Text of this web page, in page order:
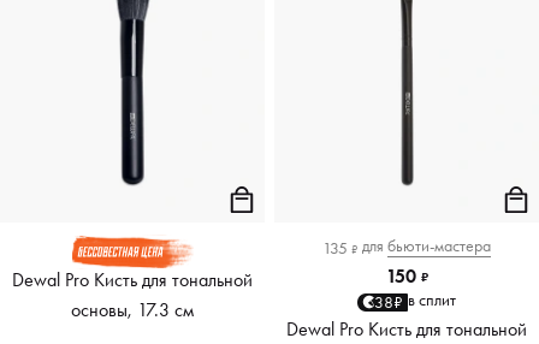
Dewal Pro Кисть для тональной
основы, 17.3 см
135 ₽ для бьюти-мастера
150 ₽
38₽ в сплит
Dewal Pro Кисть для тональной